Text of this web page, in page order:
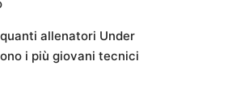
allenatori Under
i più giovani tecnici